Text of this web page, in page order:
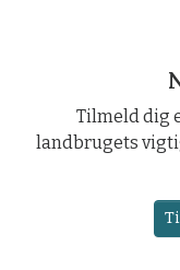
Tilmeld dig
landbrugets